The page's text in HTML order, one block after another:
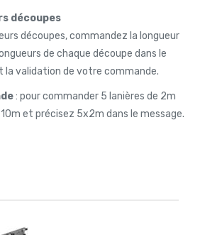
découpes
découpes, commandez la longueur
de chaque découpe dans le
la validation de votre commande.
: pour commander 5 lanières de 2m
et précisez 5x2m dans le message.